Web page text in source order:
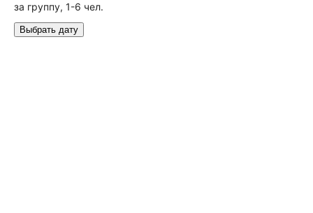
за группу, 1-6 чел.
Выбрать дату